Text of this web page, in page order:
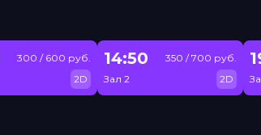
300 / 600 руб.
2D
14:50
Зал 2
350 / 700 руб.
2D